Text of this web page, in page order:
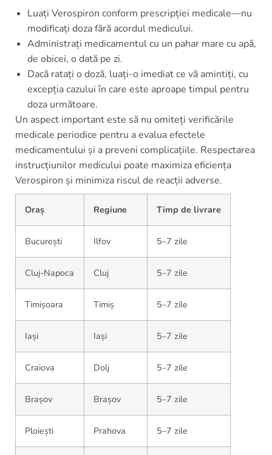
Luați Verospiron conform prescripției medicale—nu
modificați doza fără acordul medicului.
Administrați medicamentul cu un pahar mare cu apă,
de obicei, o dată pe zi.
Dacă ratați o doză, luați-o imediat ce vă amintiți, cu
excepția cazului în care este aproape timpul pentru
doza următoare.
Un aspect important este să nu omiteți verificările
medicale periodice pentru a evalua efectele
medicamentului și a preveni complicațiile. Respectarea
instrucțiunilor medicului poate maximiza eficiența
Verospiron și minimiza riscul de reacții adverse.
Oraș Regiune Timp de livrare
București Ilfov 5–7 zile
Cluj-Napoca Cluj 5–7 zile
Timișoara Timiș 5–7 zile
Iași Iași 5–7 zile
Craiova Dolj 5–7 zile
Brașov Brașov 5–7 zile
Ploiești Prahova 5–7 zile